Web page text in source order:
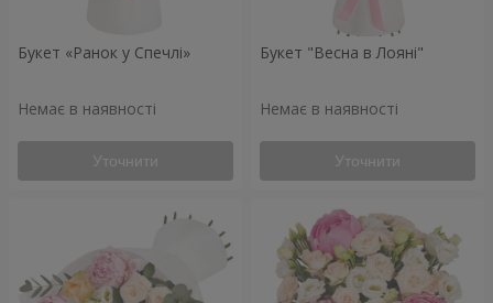
Букет «Ранок у Спечлі»
Немає в наявності
Уточнити
Букет "Весна в Лояні"
Немає в наявності
Уточнити